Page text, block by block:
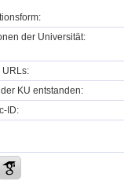
der Universität:
URLs:
KU entstanden:
ID: